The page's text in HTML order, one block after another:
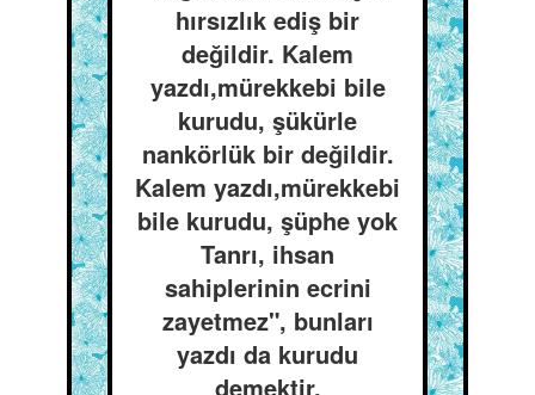
hırsızlık ediş bir
değildir. Kalem
yazdı,mürekkebi bile
kurudu, şükürle
nankörlük bir değildir.
Kalem yazdı,mürekkebi
bile kurudu, şüphe yok
Tanrı, ihsan
sahiplerinin ecrini
zayetmez", bunları
yazdı da kurudu
demektir.